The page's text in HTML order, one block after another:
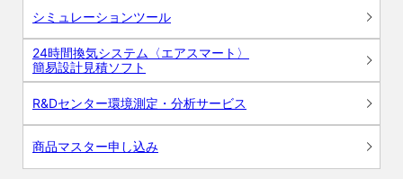
シミュレーションツール
24時間換気システム〈エアスマート〉
簡易設計見積ソフト
R&Dセンター環境測定・分析サービス
商品マスター申し込み